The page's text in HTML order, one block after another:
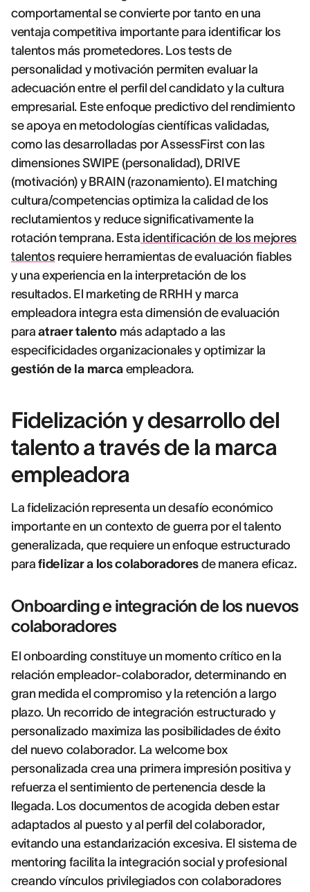
comportamental se convierte por tanto en una
ventaja competitiva importante para identificar los
talentos más prometedores. Los tests de
personalidad y motivación permiten evaluar la
adecuación entre el perfil del candidato y la cultura
empresarial. Este enfoque predictivo del rendimiento
se apoya en metodologías científicas validadas,
como las desarrolladas por AssessFirst con las
dimensiones SWIPE (personalidad), DRIVE
(motivación) y BRAIN (razonamiento). El matching
cultura/competencias optimiza la calidad de los
reclutamientos y reduce significativamente la
rotación temprana. Esta identificación de los mejores
talentosrequiere herramientas de evaluación fiables
y una experiencia en la interpretación de los
resultados. El marketing de RRHH y marca
empleadora integra esta dimensión de evaluación
paraatraer talentomás adaptado a las
especificidades organizacionales y optimizar la
gestión de la marcaempleadora.
Fidelización y desarrollo del
talento a través de la marca
empleadora
La fidelización representa un desafío económico
importante en un contexto de guerra por el talento
generalizada, que requiere un enfoque estructurado
parafidelizar a los colaboradores de manera eficaz.
Onboarding e integración de los nuevos
colaboradores
El onboarding constituye un momento crítico en la
relación empleador-colaborador, determinando en
gran medida el compromiso y la retención a largo
plazo. Un recorrido de integración estructurado y
personalizado maximiza las posibilidades de éxito
del nuevo colaborador. La welcome box
personalizada crea una primera impresión positiva y
refuerza el sentimiento de pertenencia desde la
llegada. Los documentos de acogida deben estar
adaptados al puesto y al perfil del colaborador,
evitando una estandarización excesiva. El sistema de
mentoring facilita la integración social y profesional
creando vínculos privilegiados con colaboradores